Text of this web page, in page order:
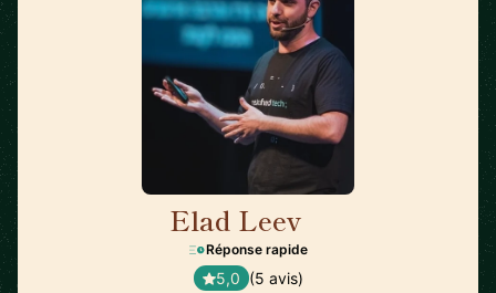
Elad Leev
Réponse rapide
5,0 (5 avis)